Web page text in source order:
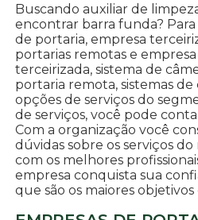
Buscando auxiliar de
encontrar barra funda?
de portaria, empresa
portarias remotas e
terceirizada, sistema de
portaria remota, sistemas
opções de serviços do
de serviços, você pode
Com a organização você
dúvidas sobre os serviços
com os melhores
empresa conquista sua
que são os maiores objetivos